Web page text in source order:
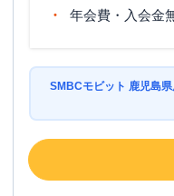
年会費・入会金
SMBCモビット 鹿児島